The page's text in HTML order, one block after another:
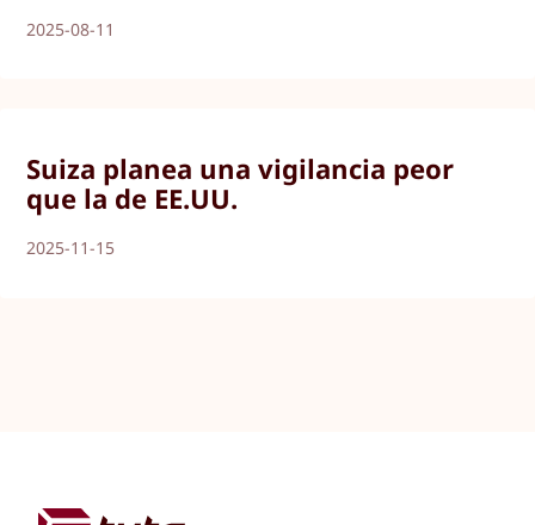
2025-08-11
Suiza planea una vigilancia peor
que la de EE.UU.
2025-11-15